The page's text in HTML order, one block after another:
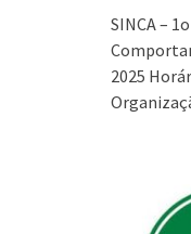
SINCA –
2025